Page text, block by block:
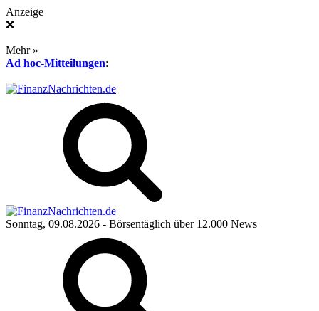
Anzeige
❌
Mehr »
Ad hoc-Mitteilungen:
Sonntag, 09.08.2026 - Börsentäglich über 12.000 News